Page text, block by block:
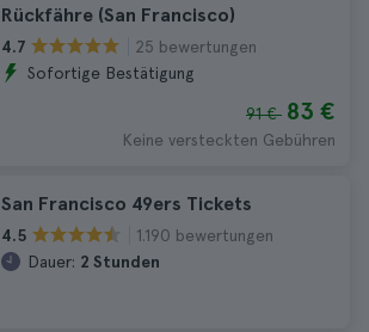
Rückfähre (San Francisco)
4.7
25 bewertungen
Sofortige Bestätigung
91 € 83 €
Keine versteckten Gebühren
San Francisco 49ers Tickets
4.5
1.190 bewertungen
Dauer: 2 Stunden